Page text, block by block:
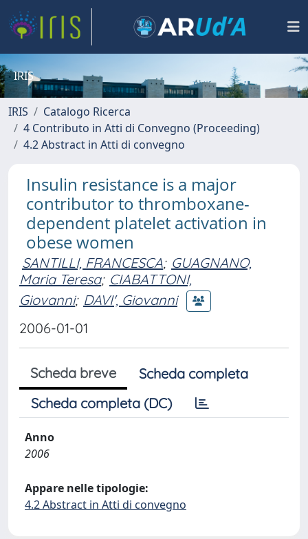
IRIS
IRIS
Catalogo Ricerca
4 Contributo in Atti di Convegno (Proceeding)
4.2 Abstract in Atti di convegno
Insulin resistance is a major
contributor to thromboxane-
dependent platelet activation in
obese women
SANTILLI, FRANCESCA; GUAGNANO,
Maria Teresa; CIABATTONI,
Giovanni; DAVI', Giovanni
2006-01-01
Scheda breve
Scheda completa
Scheda completa (DC)
Anno
2006
Appare nelle tipologie:
4.2 Abstract in Atti di convegno